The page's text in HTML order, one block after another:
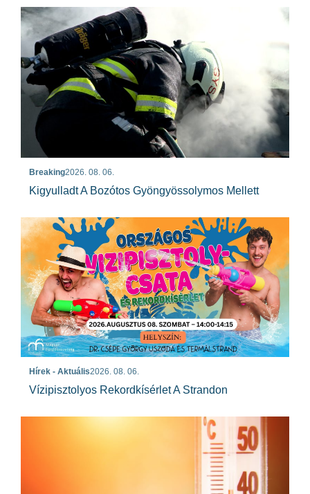
Breaking2026. 08. 06.
Kigyulladt A Bozótos Gyöngyössolymos Mellett
Hírek - Aktuális2026. 08. 06.
Vízipisztolyos Rekordkísérlet A Strandon